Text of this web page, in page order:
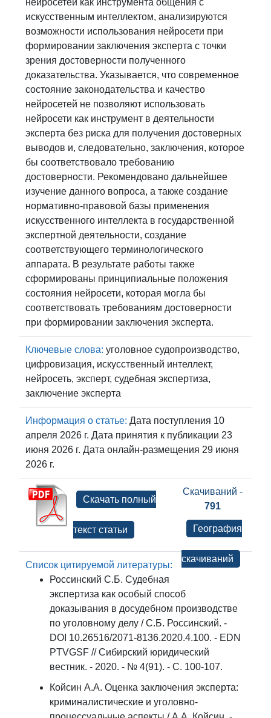
нейросетей как инструмента общения с
искусственным интеллектом, анализируются
возможности использования нейросети при
формировании заключения эксперта с точки
зрения достоверности полученного
доказательства. Указывается, что современное
состояние законодательства и качество
нейросетей не позволяют использовать
нейросети как инструмент в деятельности
эксперта без риска для получения достоверных
выводов и, следовательно, заключения, которое
бы соответствовало требованию
достоверности. Рекомендовано дальнейшее
изучение данного вопроса, а также создание
нормативно-правовой базы применения
искусственного интеллекта в государственной
экспертной деятельности, создание
соответствующего терминологического
аппарата. В результате работы также
сформированы принципиальные положения
состояния нейросети, которая могла бы
соответствовать требованиям достоверности
при формировании заключения эксперта.
Ключевые слова: уголовное судопроизводство,
цифровизация, искусственный интеллект,
нейросеть, эксперт, судебная экспертиза,
заключение эксперта
Информация о статье: Дата поступления 10
апреля 2026 г. Дата принятия к публикации 23
июня 2026 г. Дата онлайн-размещения 29 июня
2026 г.
Скачиваний -
791
География
скачиваний
Скачать полный
текст статьи
Список цитируемой литературы:
Россинский С.Б. Судебная
экспертиза как особый способ
доказывания в досудебном производстве
по уголовному делу / С.Б. Россинский. -
DOI 10.26516/2071-8136.2020.4.100. - EDN
PTVGSF // Сибирский юридический
вестник. - 2020. - № 4(91). - С. 100-107.
Койсин А.А. Оценка заключения эксперта:
криминалистические и уголовно-